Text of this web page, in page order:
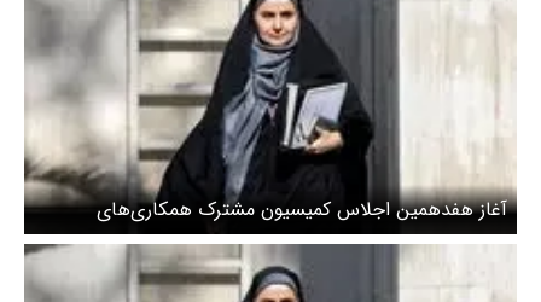
آغاز هفدهمین اجلاس کمیسیون مشترک همکاری‌های
اقتصادی ایران و جمهوری آذربایجان در باکو